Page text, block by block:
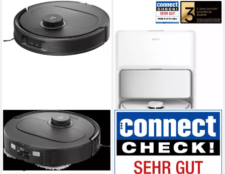
ROBOROCK
Saugroboter mit
Wischfunktion Roborock
QREVO MaxV Black, FlexiArm
MOVA
Saugroboter mit
Wischfunktion Mova P50 Pro
Ultra
700 W Leistung